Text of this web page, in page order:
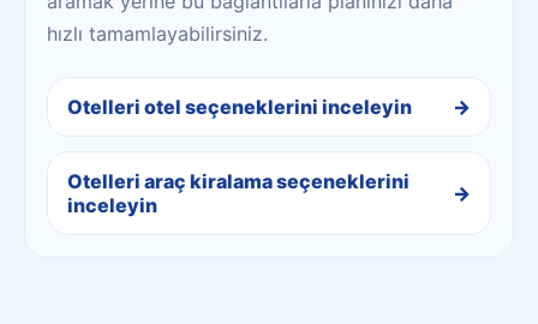
hızlı tamamlayabilirsiniz.
Otelleri otel seçeneklerini inceleyin
Otelleri araç kiralama seçeneklerini
inceleyin